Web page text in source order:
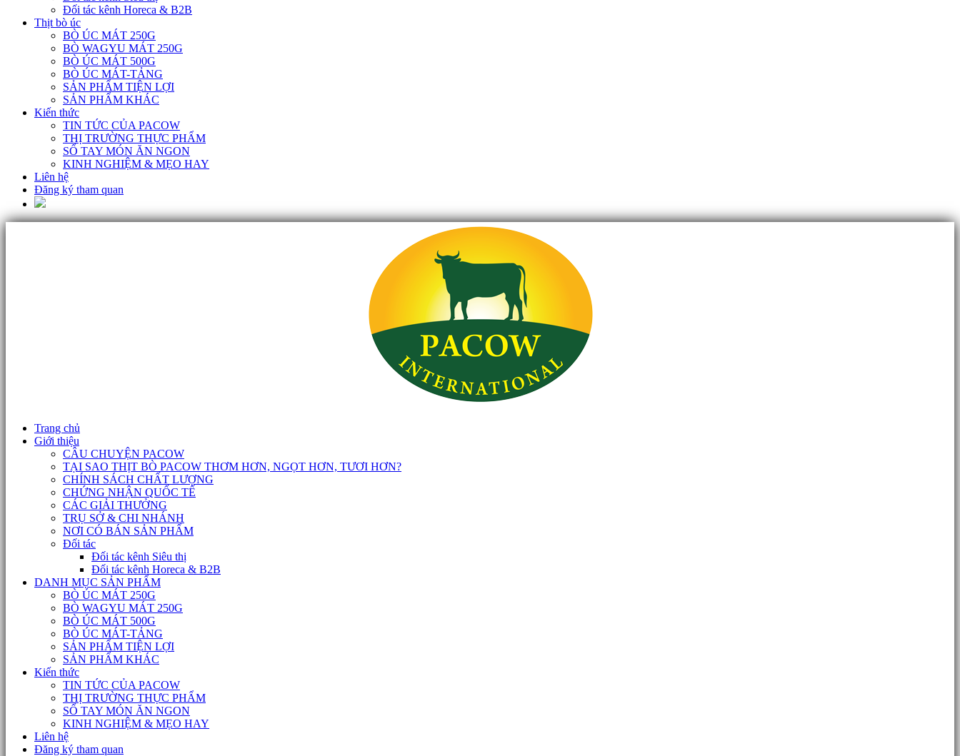
Đối tác kênh Horeca & B2B
Thịt bò úc
BÒ ÚC MÁT 250G
BÒ WAGYU MÁT 250G
BÒ ÚC MÁT 500G
BÒ ÚC MÁT-TẢNG
SẢN PHẨM TIỆN LỢI
SẢN PHẨM KHÁC
Kiến thức
TIN TỨC CỦA PACOW
THỊ TRƯỜNG THỰC PHẨM
SỔ TAY MÓN ĂN NGON
KINH NGHIỆM & MẸO HAY
Liên hệ
Đăng ký tham quan
Trang chủ
Giới thiệu
CÂU CHUYỆN PACOW
TẠI SAO THỊT BÒ PACOW THƠM HƠN, NGỌT HƠN, TƯƠI HƠN?
CHÍNH SÁCH CHẤT LƯỢNG
CHỨNG NHẬN QUỐC TẾ
CÁC GIẢI THƯỞNG
TRỤ SỞ & CHI NHÁNH
NƠI CÓ BÁN SẢN PHẨM
Đối tác
Đối tác kênh Siêu thị
Đối tác kênh Horeca & B2B
DANH MỤC SẢN PHẨM
BÒ ÚC MÁT 250G
BÒ WAGYU MÁT 250G
BÒ ÚC MÁT 500G
BÒ ÚC MÁT-TẢNG
SẢN PHẨM TIỆN LỢI
SẢN PHẨM KHÁC
Kiến thức
TIN TỨC CỦA PACOW
THỊ TRƯỜNG THỰC PHẨM
SỔ TAY MÓN ĂN NGON
KINH NGHIỆM & MẸO HAY
Liên hệ
Đăng ký tham quan